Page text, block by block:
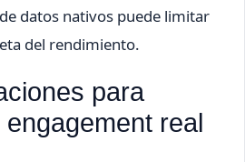
datos nativos puede limitar
del rendimiento.
para
real